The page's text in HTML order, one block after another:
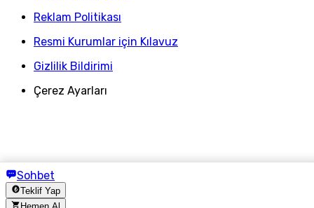
Sohbet
Teklif Yap
Reklam Politikası
Resmi Kurumlar için Kılavuz
Gizlilik Bildirimi
Çerez Ayarları